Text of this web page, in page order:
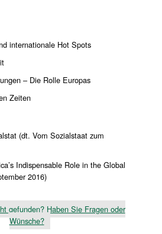
internationale Hot Spots
– Die Rolle Europas
Zeiten
(dt. Vom Sozialstaat zum
Indispensable Role in the Global
2016)
gefunden? Haben Sie Fragen oder
Wünsche?